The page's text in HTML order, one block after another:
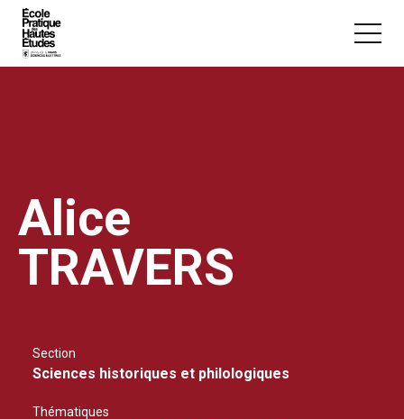
Vous recherchez peut-être :
Conférence
Alice
TRAVERS
Section
Sciences historiques et philologiques
Thématiques
Panneau de gestion des cookies